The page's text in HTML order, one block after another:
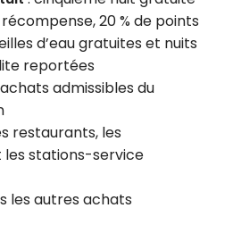
20 % de points
d’eau gratuites et nuits
reportées
admissibles du
restaurants, les
stations-service
les autres achats